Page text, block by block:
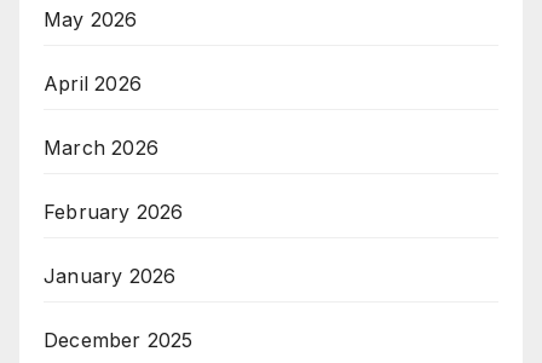
May 2026
April 2026
March 2026
February 2026
January 2026
December 2025